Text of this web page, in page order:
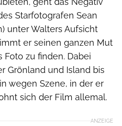
Starfotografen Sean
unter Walters Aufsicht
er seinen ganzen Mut
zu finden. Dabei
Grönland und Island bis
wegen Szene, in der er
sich der Film allemal.
ANZEIGE